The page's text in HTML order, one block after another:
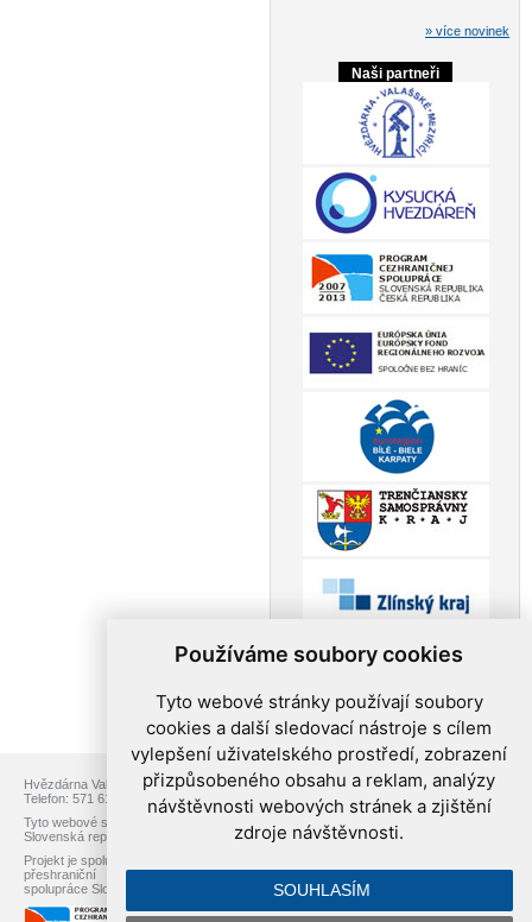
Používáme soubory cookies
Tyto webové stránky používají soubory
cookies a další sledovací nástroje s cílem
vylepšení uživatelského prostředí, zobrazení
přizpůsobeného obsahu a reklam, analýzy
návštěvnosti webových stránek a zjištění
zdroje návštěvnosti.
SOUHLASÍM
» více novinek
Naši partneři
Hvězdárna Valašské Meziříčí, p.o., Vsetínská 78, 757 01 Valašské Meziříčí
Telefon: 571 611 928, Web:www.astrovm.cz , E-mail:
info@astrovm.cz
Tyto webové stránky jsou vytvořeny v rámci projektu přeshraniční spolupráce
Slovenská republika – Česká republika s názvem Astronomické cestování.
Projekt je spolufinancován z Fondu Mikroprojektů Operačního programu
přeshraniční
spolupráce Slovenská republika – Česká republika 2007–2013